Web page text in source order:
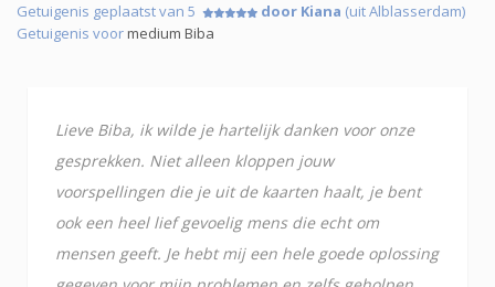
Getuigenis geplaatst van 5 door Kiana (uit Alblasserdam)
Getuigenis voormedium Biba
Lieve Biba, ik wilde je hartelijk danken voor onze
gesprekken. Niet alleen kloppen jouw
voorspellingen die je uit de kaarten haalt, je bent
ook een heel lief gevoelig mens die echt om
mensen geeft. Je hebt mij een hele goede oplossing